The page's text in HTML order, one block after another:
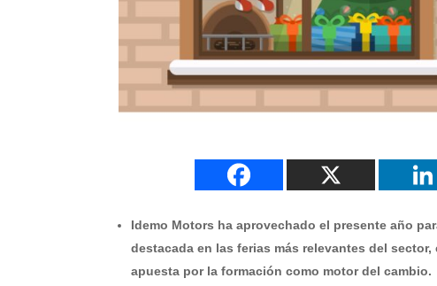
Idemo Motors ha aprovechado el presente año
destacada en las ferias más relevantes del
apuesta por la formación como motor del cambio.